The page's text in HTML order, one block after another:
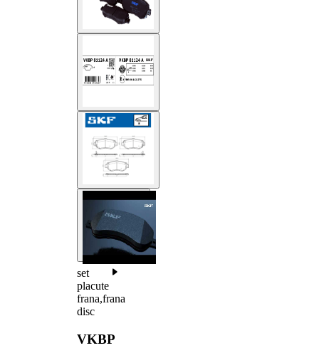
set
placute
frana,frana
disc
VKBP